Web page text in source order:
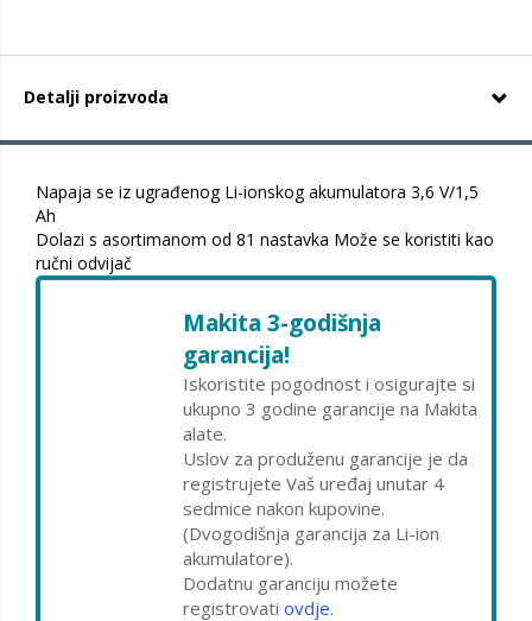
Detalji proizvoda
Napaja se iz ugrađenog Li-ionskog akumulatora 3,6 V/1,5
Ah
Dolazi s asortimanom od 81 nastavka Može se koristiti kao
ručni odvijač
Makita 3-godišnja
garancija!
Iskoristite pogodnost i osigurajte si
ukupno 3 godine garancije na Makita
alate.
Uslov za produženu garancije je da
registrujete Vaš uređaj unutar 4
sedmice nakon kupovine.
(Dvogodišnja garancija za Li-ion
akumulatore).
Dodatnu garanciju možete
registrovati ovdje.